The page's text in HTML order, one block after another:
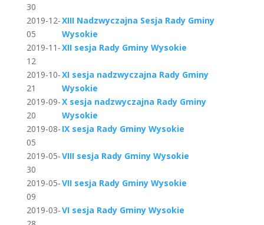
30
2019-12-
05
XIII Nadzwyczajna Sesja Rady Gminy
Wysokie
2019-11-
12
XII sesja Rady Gminy Wysokie
2019-10-
21
XI sesja nadzwyczajna Rady Gminy
Wysokie
2019-09-
20
X sesja nadzwyczajna Rady Gminy
Wysokie
2019-08-
05
IX sesja Rady Gminy Wysokie
2019-05-
30
VIII sesja Rady Gminy Wysokie
2019-05-
09
VII sesja Rady Gminy Wysokie
2019-03-VI sesja Rady Gminy Wysokie